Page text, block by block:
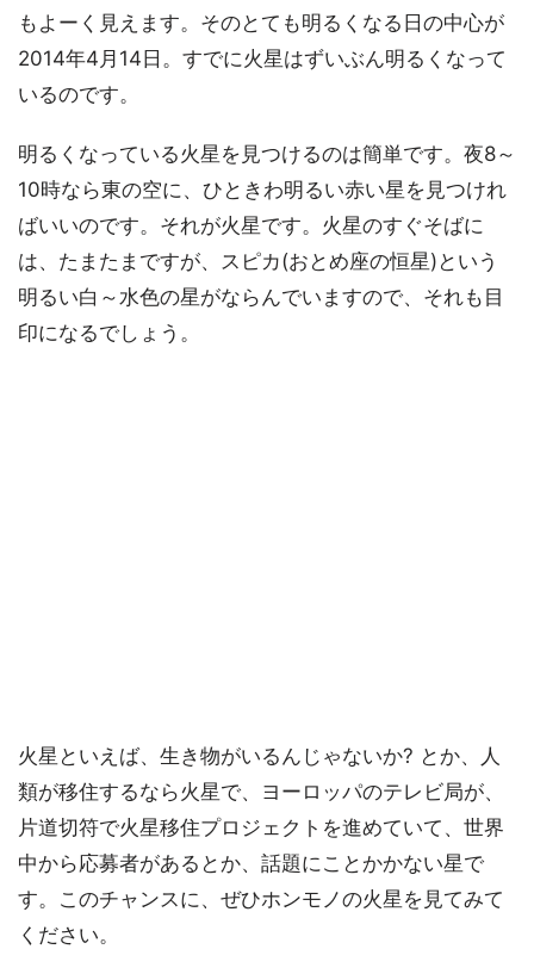
もよーく見えます。そのとても明るくなる日の中心が
2014年4月14日。すでに火星はずいぶん明るくなって
いるのです。
明るくなっている火星を見つけるのは簡単です。夜8～
10時なら東の空に、ひときわ明るい赤い星を見つけれ
ばいいのです。それが火星です。火星のすぐそばに
は、たまたまですが、スピカ(おとめ座の恒星)という
明るい白～水色の星がならんでいますので、それも目
印になるでしょう。
火星といえば、生き物がいるんじゃないか? とか、人
類が移住するなら火星で、ヨーロッパのテレビ局が、
片道切符で火星移住プロジェクトを進めていて、世界
中から応募者があるとか、話題にことかかない星で
す。このチャンスに、ぜひホンモノの火星を見てみて
ください。